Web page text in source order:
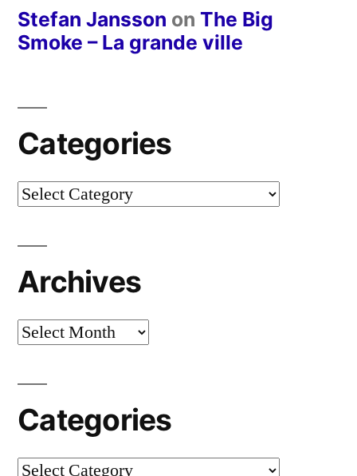
Stefan Jansson on The Big
Smoke – La grande ville
Categories
Categories
Archives
Archives
Categories
Categories